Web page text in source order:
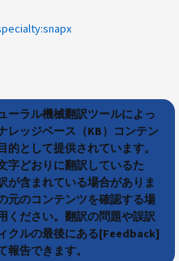
ーラル機械翻訳ツールによっ
レッジベース（KB）コンテン
的として提供されています。
字どおりに翻訳しているた
が含まれている場合がありま
元のコンテンツを確認する場
ください。翻訳の問題や誤訳
クルの最後にある[Feedback]
報告できます。